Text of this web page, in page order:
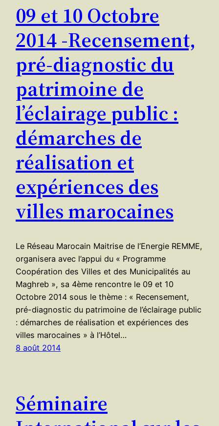
09 et 10 Octobre
2014 -Recensement,
pré-diagnostic du
patrimoine de
l’éclairage public :
démarches de
réalisation et
expériences des
villes marocaines
Le Réseau Marocain Maitrise de l’Energie REMME,
organisera avec l’appui du « Programme
Coopération des Villes et des Municipalités au
Maghreb », sa 4ème rencontre le 09 et 10
Octobre 2014 sous le thème : « Recensement,
pré-diagnostic du patrimoine de l’éclairage public
: démarches de réalisation et expériences des
villes marocaines » à l’Hôtel…
8 août 2014
Séminaire